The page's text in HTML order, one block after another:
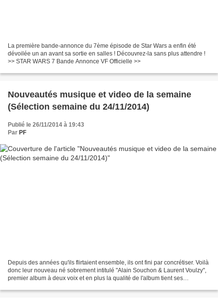
La première bande-annonce du 7ème épisode de Star Wars a enfin été
dévoilée un an avant sa sortie en salles ! Découvrez-la sans plus attendre !
>> STAR WARS 7 Bande Annonce VF Officielle >>
Nouveautés musique et video de la semaine
(Sélection semaine du 24/11/2014)
Publié le 26/11/2014 à 19:43
Par PF
Depuis des années qu'ils flirtaient ensemble, ils ont fini par concrétiser. Voilà
donc leur nouveau né sobrement intitulé "Alain Souchon & Laurent Voulzy",
premier album à deux voix et en plus la qualité de l'album tient ses